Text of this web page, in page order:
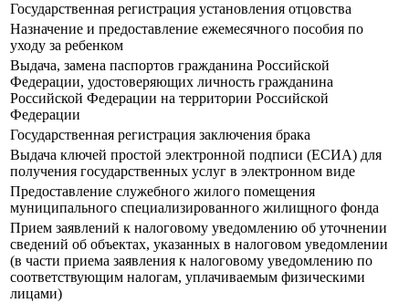
Государственная регистрация установления отцовства
Назначение и предоставление ежемесячного пособия по
уходу за ребенком
Выдача, замена паспортов гражданина Российской
Федерации, удостоверяющих личность гражданина
Российской Федерации на территории Российской
Федерации
Государственная регистрация заключения брака
Выдача ключей простой электронной подписи (ЕСИА) для
получения государственных услуг в электронном виде
Предоставление служебного жилого помещения
муниципального специализированного жилищного фонда
Прием заявлений к налоговому уведомлению об уточнении
сведений об объектах, указанных в налоговом уведомлении
(в части приема заявления к налоговому уведомлению по
соответствующим налогам, уплачиваемым физическими
лицами)